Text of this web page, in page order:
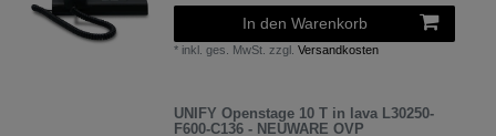
In den Warenkorb
* inkl. ges. MwSt. zzgl.Versandkosten
UNIFY Openstage 10 T in lava L30250-
F600-C136 - NEUWARE OVP